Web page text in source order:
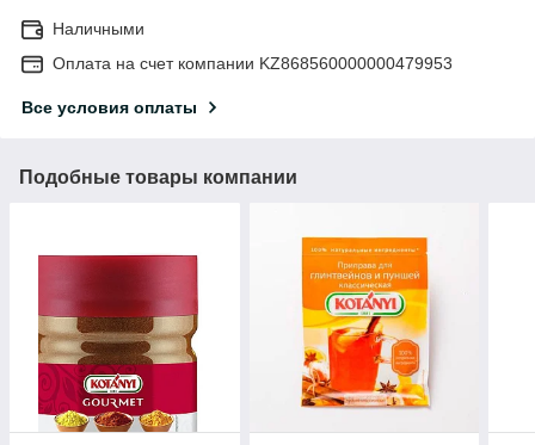
Наличными
Оплата на счет компании KZ868560000000479953
Все условия оплаты
Подобные товары компании